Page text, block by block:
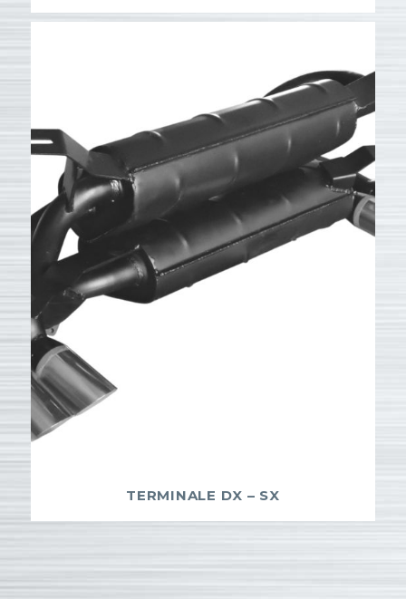
TERMINALE DX – SX